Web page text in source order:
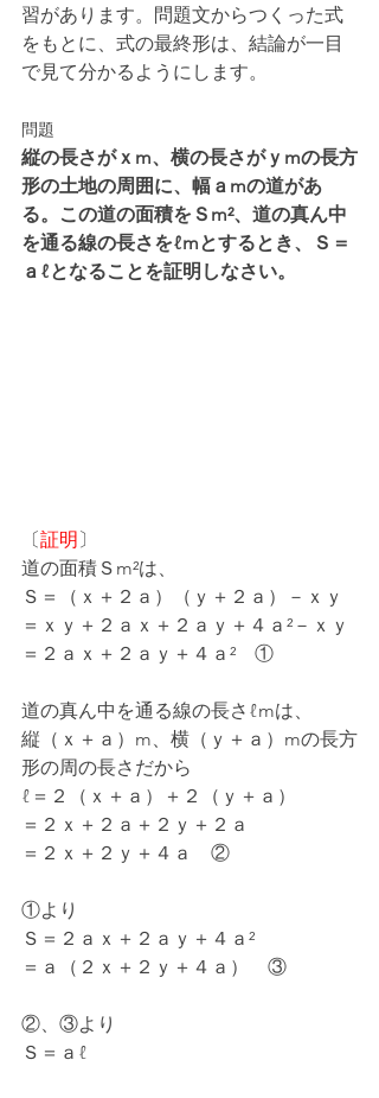
習があります。問題文からつくった式
をもとに、式の最終形は、結論が一目
で見て分かるようにします。
問題
縦の長さがｘm、横の長さがｙmの長方
形の土地の周囲に、幅ａmの道があ
る。この道の面積をＳm²、道の真ん中
を通る線の長さをℓmとするとき、Ｓ＝
ａℓとなることを証明しなさい。
〔証明 〕
道の面積Ｓm²は、
Ｓ＝（ｘ＋２ａ）（ｙ＋２ａ）－ｘｙ
＝ｘｙ＋２ａｘ＋２ａｙ＋４ａ²－ｘｙ
＝２ａｘ＋２ａｙ＋４ａ²　①
道の真ん中を通る線の長さℓmは、
縦（ｘ＋ａ）m、横（ｙ＋ａ）mの長方
形の周の長さだから
ℓ＝２（ｘ＋ａ）＋２（ｙ＋ａ）
＝２ｘ＋２ａ＋２ｙ＋２ａ
＝２ｘ＋２ｙ＋４ａ　②
①より
Ｓ＝２ａｘ＋２ａｙ＋４ａ²
＝ａ（２ｘ＋２ｙ＋４ａ）　③
②、③より
Ｓ＝ａℓ